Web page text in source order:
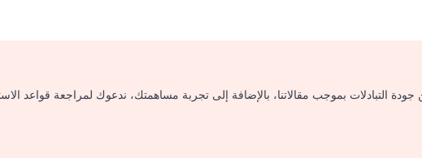
التبادلات بموجب مقالاتنا، بالإضافة إلى تجربة مساهمتك، ندعوك لمراجعة قواعد